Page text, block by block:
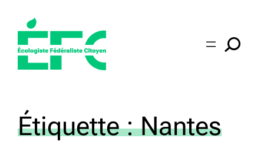
contenu
Étiquette :Nantes